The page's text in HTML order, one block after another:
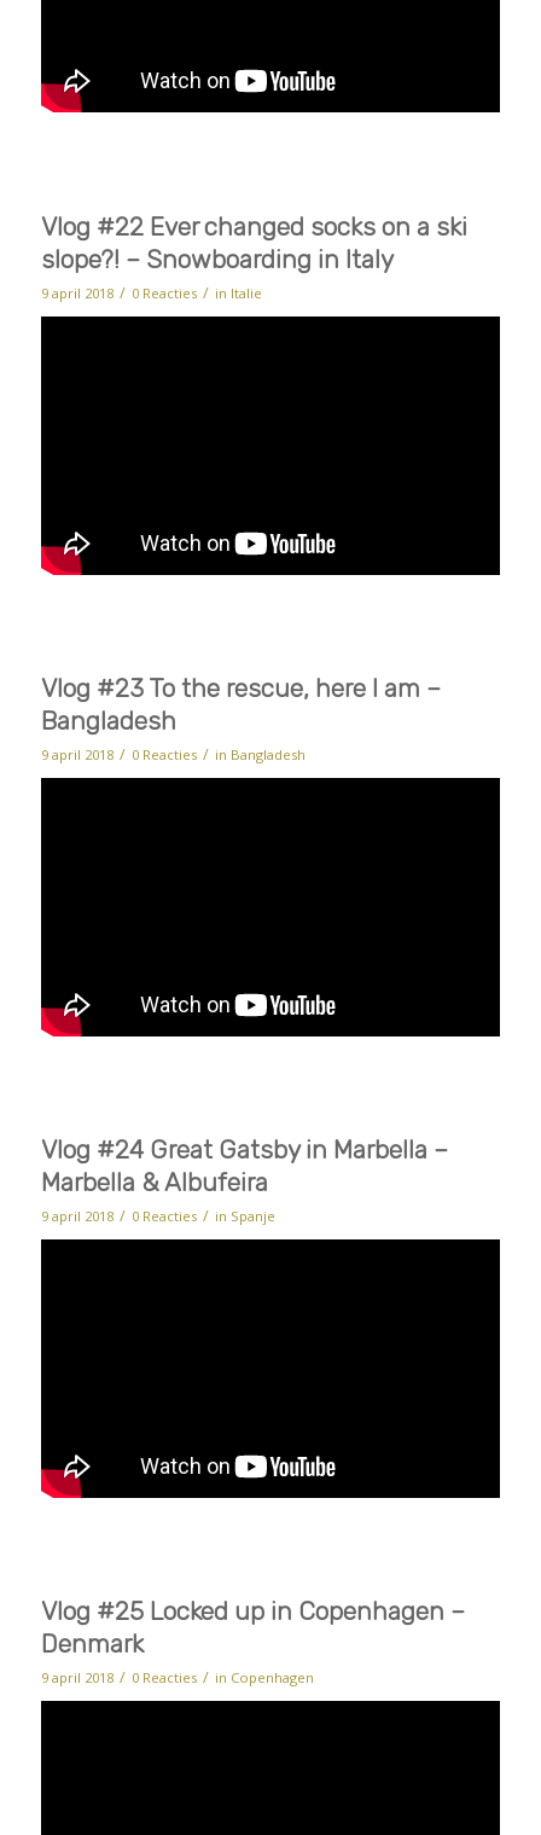
Vlog #22 Ever changed socks on a ski
slope?! – Snowboarding in Italy
9 april 2018 / 0 Reacties / in Italie
Vlog #23 To the rescue, here I am –
Bangladesh
9 april 2018 / 0 Reacties / in Bangladesh
Vlog #24 Great Gatsby in Marbella –
Marbella & Albufeira
9 april 2018 / 0 Reacties / in Spanje
Vlog #25 Locked up in Copenhagen –
Denmark
9 april 2018 / 0 Reacties / in Copenhagen